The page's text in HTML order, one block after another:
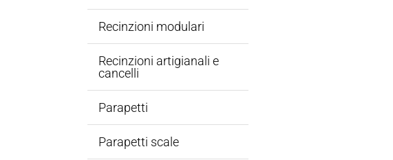
Recinzioni modulari
Recinzioni artigianali e
cancelli
Parapetti
Parapetti scale